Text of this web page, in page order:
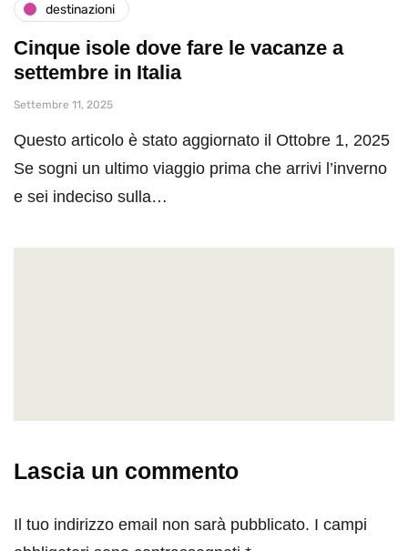
destinazioni
Cinque isole dove fare le vacanze a
settembre in Italia
Settembre 11, 2025
Questo articolo è stato aggiornato il Ottobre 1, 2025
Se sogni un ultimo viaggio prima che arrivi l’inverno
e sei indeciso sulla…
Lascia un commento
Il tuo indirizzo email non sarà pubblicato. I campi